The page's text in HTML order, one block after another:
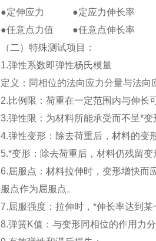
●定伸应力 ●定应力伸长率 ●
●任意点力值 ●任意点伸长率
（二）特殊测试项目：
1.弹性系数即弹性杨氏模量
定义：同相位的法向应力分量与法向
2.比例限：荷重在一定范围内与伸长
3.弹性限：为材料所能承受而不呈*变
4.弹性变形：除去荷重后，材料的变
5.*变形：除去荷重后，材料仍残留变
6.屈服点：材料拉伸时，变形增快而
服点作为屈服点。
7.屈服强度：拉伸时，*伸长率达到
8.弹簧K值：与变形同相位的作用力分